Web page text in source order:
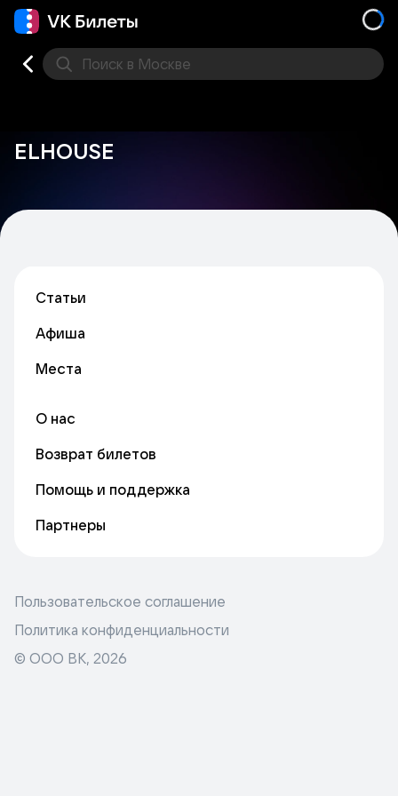
Поиск в Москве
ELHOUSE
Статьи
Афиша
Места
О нас
Возврат билетов
Помощь и поддержка
Партнеры
Пользовательское соглашение
Политика конфиденциальности
© ООО ВК, 2026